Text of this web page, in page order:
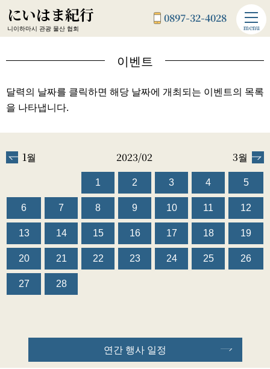
にいはま紀行
니이하마시 관광 물산 협회
0897-32-4028
menu
이벤트
달력의 날짜를 클릭하면 해당 날짜에 개최되는 이벤트의 목록
을 나타냅니다.
1월 2023/02 3월
1 2 3 4 5
6 7 8 9 10 11 12
13 14 15 16 17 18 19
20 21 22 23 24 25 26
27 28
연간 행사 일정